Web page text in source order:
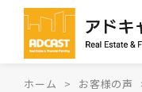
ホーム お客様の声